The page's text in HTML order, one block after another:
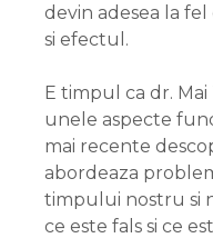
devin adesea la
si efectul.
E timpul ca dr.
unele aspecte
mai recente
abordeaza
timpului nostru si
ce este fals si ce